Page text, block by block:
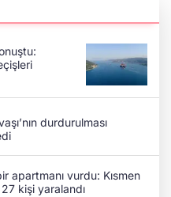
durdurulması
apartmanı vurdu: Kısmen
kişi yaralandı